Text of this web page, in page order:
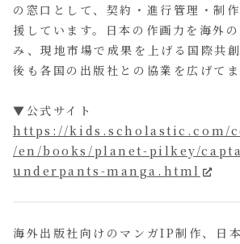
の窓口として、契約・進行管理・制
援しています。日本の作画力を海外
み、現地市場で成果を上げる国際共
後も各国の出版社との協業を広げてま
▼公式サイト
https://kids.scholastic.com/
/en/books/planet-pilkey/
underpants-manga.html
海外出版社向けのマンガIP制作、日